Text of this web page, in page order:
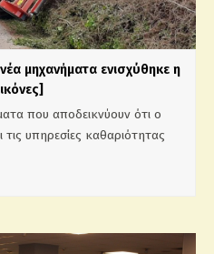
μηχανήματα ενισχύθηκε η
που αποδεικνύουν ότι ο
υπηρεσίες καθαριότητας